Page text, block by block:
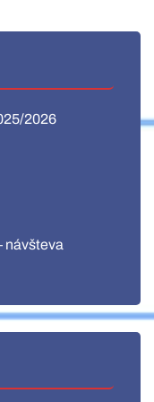
2026
návšteva